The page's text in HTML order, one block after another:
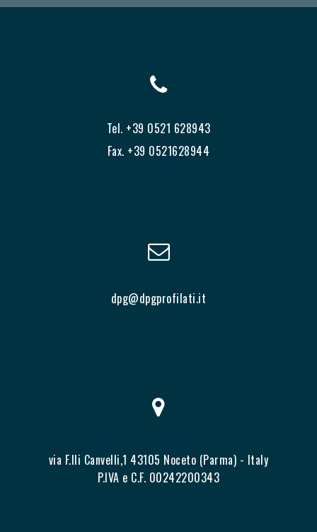
Tel. +39 0521 628943
Fax. +39 0521628944
dpg@dpgprofilati.it
via F.lli Canvelli,1 43105 Noceto (Parma) - Italy
P.IVA e C.F. 00242200343